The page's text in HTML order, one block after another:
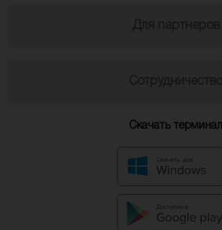
Скачать терминал